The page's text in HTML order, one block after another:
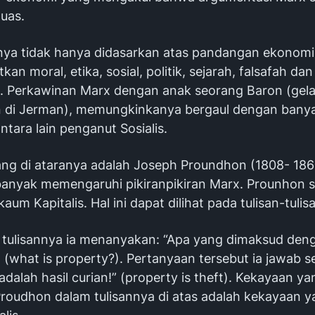
tidak hanya didasarkan atas pandangan
moral, etika, sosial, politik, sejarah, falsafah dan
Perkawinan Marx dengan anak seorang Baron
di Jerman), memungkinkanya bergaul dengan
lain penganut Sosialis.
di ataranya adalah Joseph Proundhon (1808-
memengaruhi pikiranpikiran Marx. Prounhon
Kapitalis. Hal ini dapat dilihat pada tulisan-
ia menanyakan: “Apa yang dimaksud
(what is property?). Pertanyaan tersebut ia jawab
hasil curian!” (property is theft). Kekayaan
dalam tulisannya di atas adalah kekayaan